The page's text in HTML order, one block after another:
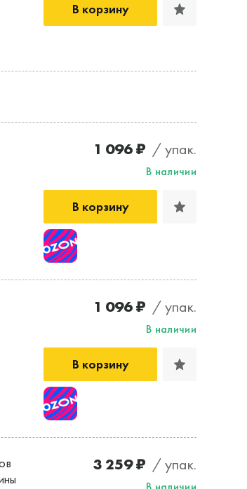
В корзину
1 096 ₽ / упак.
В наличии
В корзину
1 096 ₽ / упак.
В наличии
В корзину
3 259 ₽ / упак.